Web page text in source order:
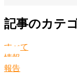
記事のカテ
すべて
情報
報告